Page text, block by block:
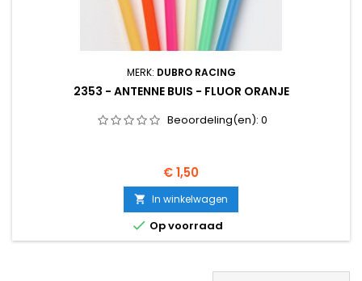
MERK: DUBRO RACING
2353 - ANTENNE BUIS - FLUOR ORANJE
Beoordeling(en): 0
Prijs
€ 1,50
 In winkelwagen
 Op voorraad